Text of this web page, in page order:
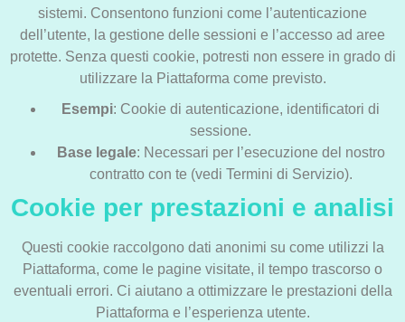
sistemi. Consentono funzioni come l’autenticazione
dell’utente, la gestione delle sessioni e l’accesso ad aree
protette. Senza questi cookie, potresti non essere in grado di
utilizzare la Piattaforma come previsto.
Esempi: Cookie di autenticazione, identificatori di
sessione.
Base legale: Necessari per l’esecuzione del nostro
contratto con te (vedi Termini di Servizio).
Cookie per prestazioni e analisi
Questi cookie raccolgono dati anonimi su come utilizzi la
Piattaforma, come le pagine visitate, il tempo trascorso o
eventuali errori. Ci aiutano a ottimizzare le prestazioni della
Piattaforma e l’esperienza utente.